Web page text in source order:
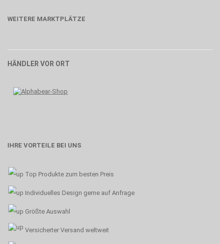
WEITERE MARKTPLÄTZE
HÄNDLER VOR ORT
IHRE VORTEILE BEI UNS
Top Produkte zum besten Preis
Individuelles Design gerne auf Anfrage
Größte Auswahl
Versicherter Versand weltweit